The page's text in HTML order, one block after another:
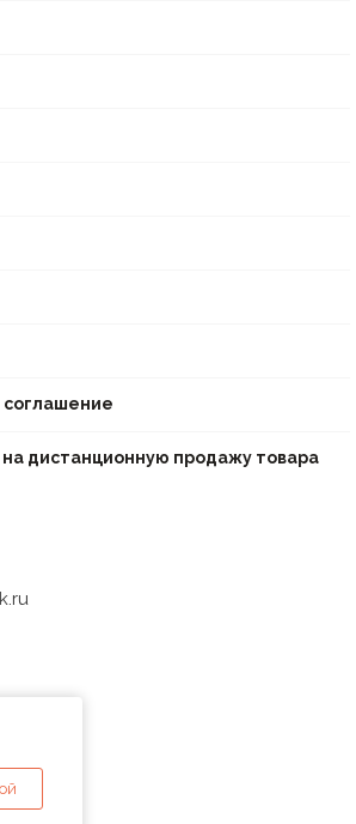
соглашение
дистанционную продажу товара